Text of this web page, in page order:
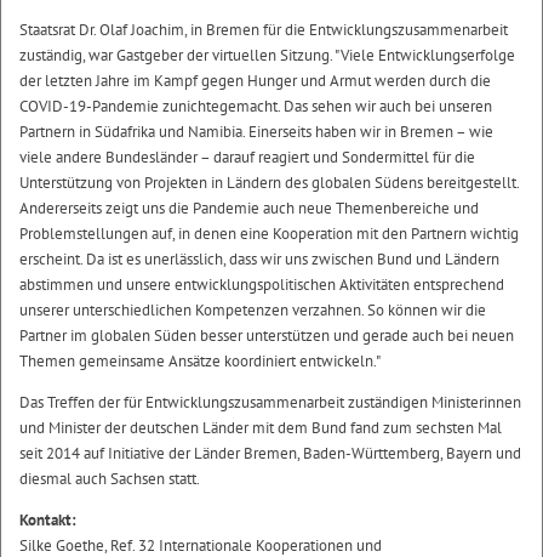
Staatsrat Dr. Olaf Joachim, in Bremen für die Entwicklungszusammenarbeit
zuständig, war Gastgeber der virtuellen Sitzung. "Viele Entwicklungserfolge
der letzten Jahre im Kampf gegen Hunger und Armut werden durch die
COVID-19-Pandemie zunichtegemacht. Das sehen wir auch bei unseren
Partnern in Südafrika und Namibia. Einerseits haben wir in Bremen – wie
viele andere Bundesländer – darauf reagiert und Sondermittel für die
Unterstützung von Projekten in Ländern des globalen Südens bereitgestellt.
Andererseits zeigt uns die Pandemie auch neue Themenbereiche und
Problemstellungen auf, in denen eine Kooperation mit den Partnern wichtig
erscheint. Da ist es unerlässlich, dass wir uns zwischen Bund und Ländern
abstimmen und unsere entwicklungspolitischen Aktivitäten entsprechend
unserer unterschiedlichen Kompetenzen verzahnen. So können wir die
Partner im globalen Süden besser unterstützen und gerade auch bei neuen
Themen gemeinsame Ansätze koordiniert entwickeln."
Das Treffen der für Entwicklungszusammenarbeit zuständigen Ministerinnen
und Minister der deutschen Länder mit dem Bund fand zum sechsten Mal
seit 2014 auf Initiative der Länder Bremen, Baden-Württemberg, Bayern und
diesmal auch Sachsen statt.
Kontakt:
Silke Goethe, Ref. 32 Internationale Kooperationen und